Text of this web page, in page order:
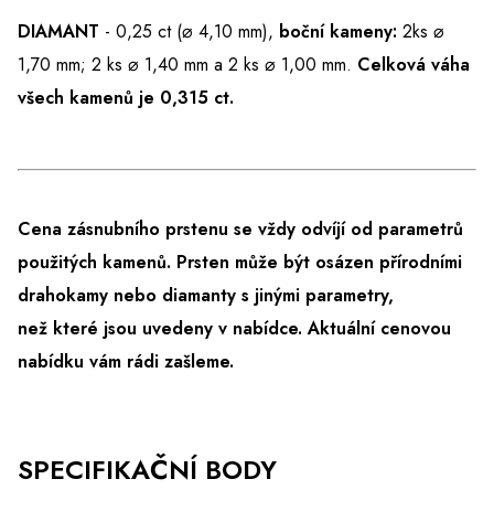
DIAMANT - 0,25 ct (⌀ 4,10 mm), boční kameny: 2ks ⌀
1,70 mm; 2 ks ⌀ 1,40 mm a 2 ks ⌀ 1,00 mm. Celková váha
všech kamenů je 0,315 ct.
Cena zásnubního prstenu se vždy odvíjí od parametrů
použitých kamenů. Prsten může být osázen přírodními
drahokamy nebo diamanty s jinými parametry,
než které jsou uvedeny v nabídce.Aktuální cenovou
nabídku vám rádi zašleme.
SPECIFIKAČNÍ BODY